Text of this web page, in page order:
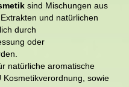
sind Mischungen aus
und natürlichen
durch
oder
natürliche aromatische
Kosmetikverordnung, sowie